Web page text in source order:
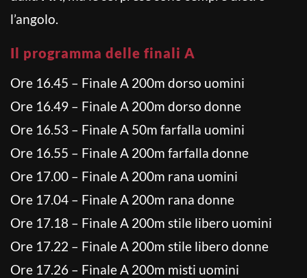
l’angolo.
Il programma delle finali A
Ore 16.45 – Finale A 200m dorso uomini
Ore 16.49 – Finale A 200m dorso donne
Ore 16.53 – Finale A 50m farfalla uomini
Ore 16.55 – Finale A 200m farfalla donne
Ore 17.00 – Finale A 200m rana uomini
Ore 17.04 – Finale A 200m rana donne
Ore 17.18 – Finale A 200m stile libero uomini
Ore 17.22 – Finale A 200m stile libero donne
Ore 17.26 – Finale A 200m misti uomini